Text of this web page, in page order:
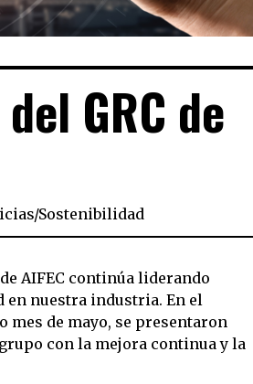
GRC de
/Sostenibilidad
AIFEC continúa liderando
nuestra industria. En el
mes de mayo, se presentaron
con la mejora continua y la